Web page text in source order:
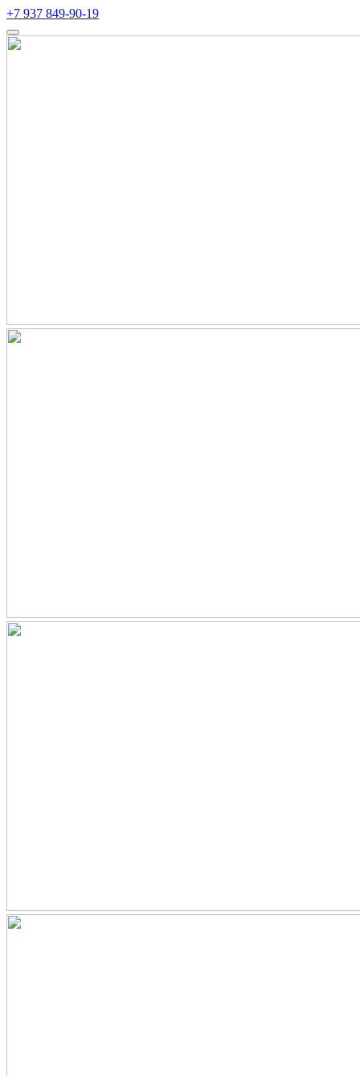
+7 937 849-90-19